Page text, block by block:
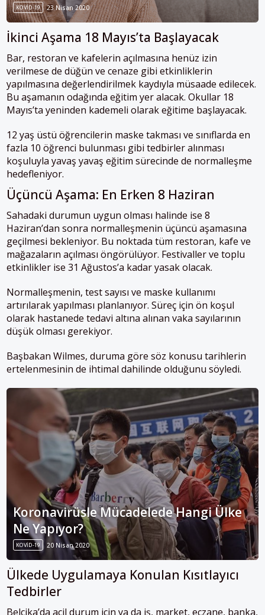
KOVID-19 23 Nisan 2020
İkinci Aşama 18 Mayıs’ta Başlayacak
Bar, restoran ve kafelerin açılmasına henüz izin
verilmese de düğün ve cenaze gibi etkinliklerin
yapılmasına değerlendirilmek kaydıyla müsaade edilecek.
Bu aşamanın odağında eğitim yer alacak. Okullar 18
Mayıs’ta yeninden kademeli olarak eğitime başlayacak.
12 yaş üstü öğrencilerin maske takması ve sınıflarda en
fazla 10 öğrenci bulunması gibi tedbirler alınması
koşuluyla yavaş yavaş eğitim sürecinde de normalleşme
hedefleniyor.
Üçüncü Aşama: En Erken 8 Haziran
Sahadaki durumun uygun olması halinde ise 8
Haziran’dan sonra normalleşmenin üçüncü aşamasına
geçilmesi bekleniyor. Bu noktada tüm restoran, kafe ve
mağazaların açılması öngörülüyor. Festivaller ve toplu
etkinlikler ise 31 Ağustos’a kadar yasak olacak.
Normalleşmenin, test sayısı ve maske kullanımı
artırılarak yapılması planlanıyor. Süreç için ön koşul
olarak hastanede tedavi altına alınan vaka sayılarının
düşük olması gerekiyor.
Başbakan Wilmes, duruma göre söz konusu tarihlerin
ertelenmesinin de ihtimal dahilinde olduğunu söyledi.
Koronavirüsle Mücadelede Hangi Ülke
Ne Yapıyor?
KOVID-19 20 Nisan 2020
Ülkede Uygulamaya Konulan Kısıtlayıcı
Tedbirler
Belçika’da acil durum için ya da iş, market, eczane, banka,